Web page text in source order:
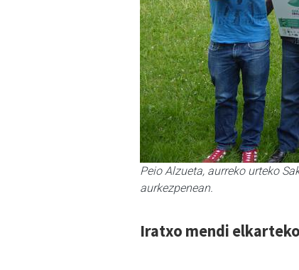
Peio Alzueta, aurreko urteko
aurkezpenean.
Iratxo mendi